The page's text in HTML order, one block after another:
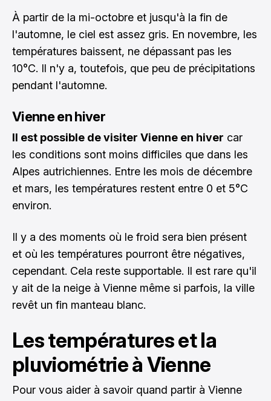
À partir de la mi-octobre et jusqu'à la fin de
l'automne, le ciel est assez gris. En novembre, les
températures baissent, ne dépassant pas les
10°C. Il n'y a, toutefois, que peu de précipitations
pendant l'automne.
Vienne en hiver
Il est possible de visiter Vienne en hiver car
les conditions sont moins difficiles que dans les
Alpes autrichiennes. Entre les mois de décembre
et mars, les températures restent entre 0 et 5°C
environ.
Il y a des moments où le froid sera bien présent
et où les températures pourront être négatives,
cependant. Cela reste supportable. Il est rare qu'il
y ait de la neige à Vienne même si parfois, la ville
revêt un fin manteau blanc.
Les températures et la
pluviométrie à Vienne
Pour vous aider à savoir quand partir à Vienne